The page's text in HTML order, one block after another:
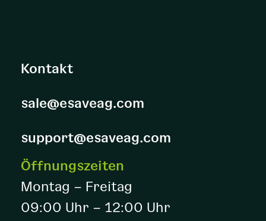
Kontakt
sale@esaveag.com
support@esaveag.com
Öffnungszeiten
Montag – Freitag
09:00 Uhr – 12:00 Uhr